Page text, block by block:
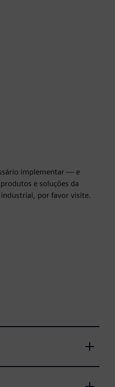
implementar — e
e soluções da
industrial, por favor visite.